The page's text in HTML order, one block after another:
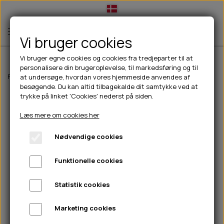
TIL HUND
💧FODER- VANDSKÅLE
CHICOPEE
GODBIDSTASKE
HALSBÅND
🦴 GODBIDDER & SNACKS
🍖 SMAGSVARIANTER
🎾 LEGETØJ
TÆNDER, ØRE, ØJE, POTER & NÆSE
🐾 UDSTYR & KOMFORT
TIL HUNDEEJER
DRIKKEFLASKER/TERMOFLASKER
HUER OG VANTER
PINEWOOD SALES
TIL KAT
TILBUD
NYHEDER
ABONNEMENT
Forside Til hunde Halsbånd, liner & seler Liner Walk'it Anti-slip
Vi bruger cookies
Vi bruger egne cookies og cookies fra tredjeparter til at
personalisere din brugeroplevelse, til markedsføring og til
at undersøge, hvordan vores hjemmeside anvendes af
besøgende. Du kan altid tilbagekalde dit samtykke ved at
trykke på linket 'Cookies' nederst på siden.
Læs mere om cookies her
Nødvendige cookies
Funktionelle cookies
Statistik cookies
Marketing cookies